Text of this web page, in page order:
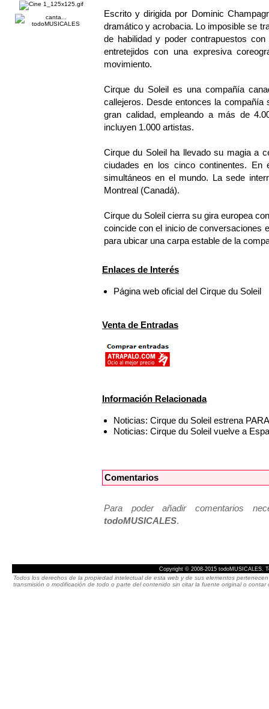
Escrito y dirigida por Dominic
dramático y acrobacia. Lo imposible se
de habilidad y poder contrapuestos
entretejidos con una expresiva
movimiento.
Cirque du Soleil es una compañía
callejeros. Desde entonces la compañía
gran calidad, empleando a más de
incluyen 1.000 artistas.
Cirque du Soleil ha llevado su magia a
ciudades en los cinco continentes. En
simultáneos en el mundo. La sede
Montreal (Canadá).
Cirque du Soleil cierra su gira europea
coincide con el inicio de conversaciones
para ubicar una carpa estable de la
Enlaces de Interés
Página web oficial del Cirque du Soleil
Venta de Entradas
Información Relacionada
Noticias: Cirque du Soleil estrena
Noticias: Cirque du Soleil vuelve a
Comentarios
Para poder añadir comentarios
todoMUSICALES.
Copyright © 2008-2015 todoMUSICALES.
Todos los derechos de la propiedad intelectual de esta web y de sus elementos
transmisión o modificación de todo o parte del contenido sin citar la fuente original o